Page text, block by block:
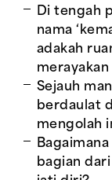
Di tengah
nama
adakah
Sejauh
berdaulat
mengolah
bagian